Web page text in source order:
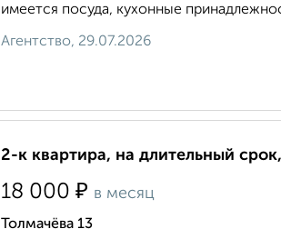
имеется посуда, кухонные
Агентство, 29.07.2026
2-к квартира, на длительный
18 000 ₽ в месяц
Толмачёва 13